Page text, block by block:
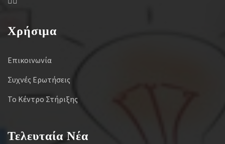
Χρήσιμα
Επικοινωνία
Συχνές Ερωτήσεις
Το Κέντρο Στήριξης
Τελευταία Νέα